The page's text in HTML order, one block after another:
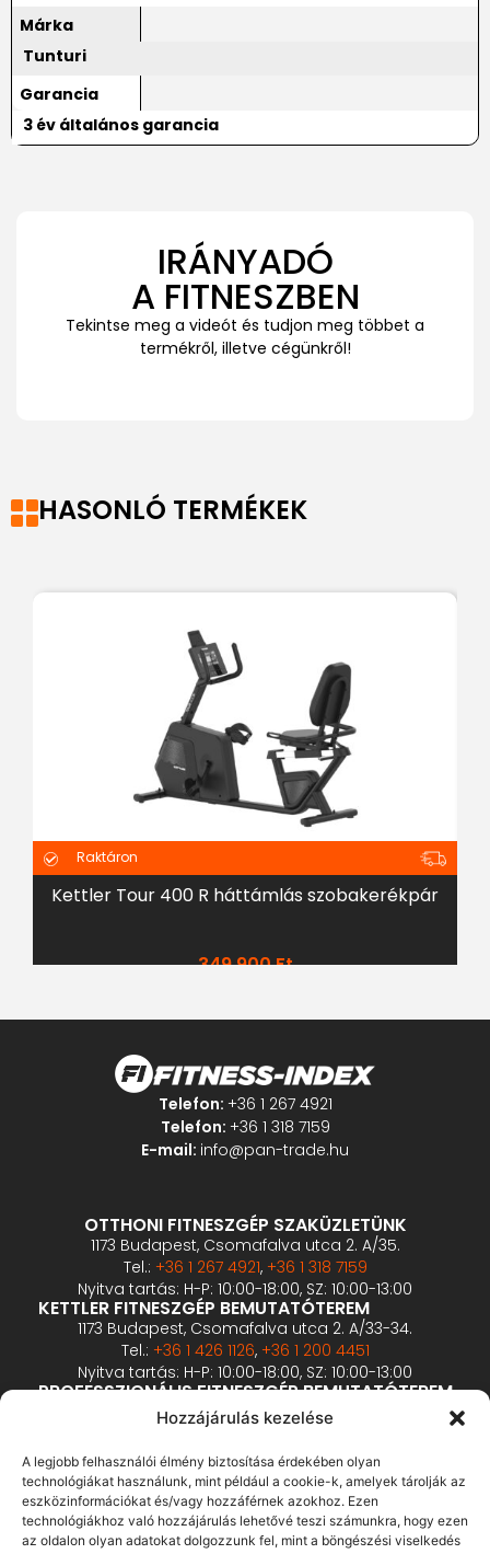
Hozzájárulás kezelése
A legjobb felhasználói élmény biztosítása érdekében olyan
technológiákat használunk, mint például a cookie-k, amelyek tárolják az
eszközinformációkat és/vagy hozzáférnek azokhoz. Ezen
technológiákhoz való hozzájárulás lehetővé teszi számunkra, hogy ezen
az oldalon olyan adatokat dolgozzunk fel, mint a böngészési viselkedés
Márka
Tunturi
Garancia
3 év általános garancia
IRÁNYADÓ
A FITNESZBEN
Tekintse meg a videót és tudjon meg többet a
termékről, illetve cégünkről!
HASONLÓ TERMÉKEK
Raktáron
Kettler Tour 400 R háttámlás szobakerékpár
349 900Ft
Telefon: +36 1 267 4921
Telefon: +36 1 318 7159
E-mail: info@pan-trade.hu
OTTHONI FITNESZGÉP SZAKÜZLETÜNK
1173 Budapest, Csomafalva utca 2. A/35.
Tel.: +36 1 267 4921, +36 1 318 7159
Nyitva tartás: H-P: 10:00-18:00, SZ: 10:00-13:00
KETTLER FITNESZGÉP BEMUTATÓTEREM
1173 Budapest, Csomafalva utca 2. A/33-34.
Tel.: +36 1 426 1126, +36 1 200 4451
Nyitva tartás: H-P: 10:00-18:00, SZ: 10:00-13:00
PROFESSZIONÁLIS FITNESZGÉP BEMUTATÓTEREM
2360 Gyál, Vállalkozó u. 12.
+36 1 900 0657
Nyitva tartás: előzetes bejelentkezés alapján
ÁSZF
Adatvédelmi tájékoztató